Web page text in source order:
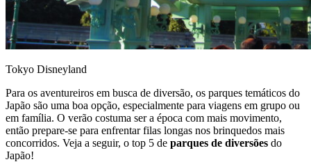
Tokyo Disneyland
Para os aventureiros em busca de diversão, os parques temáticos do
Japão são uma boa opção, especialmente para viagens em grupo ou
em família. O verão costuma ser a época com mais movimento,
então prepare-se para enfrentar filas longas nos brinquedos mais
concorridos. Veja a seguir, o top 5 de parques de diversões do
Japão!